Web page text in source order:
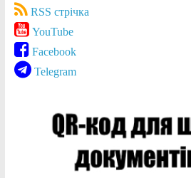
RSS стрічка
YouTube
Facebook
Telegram